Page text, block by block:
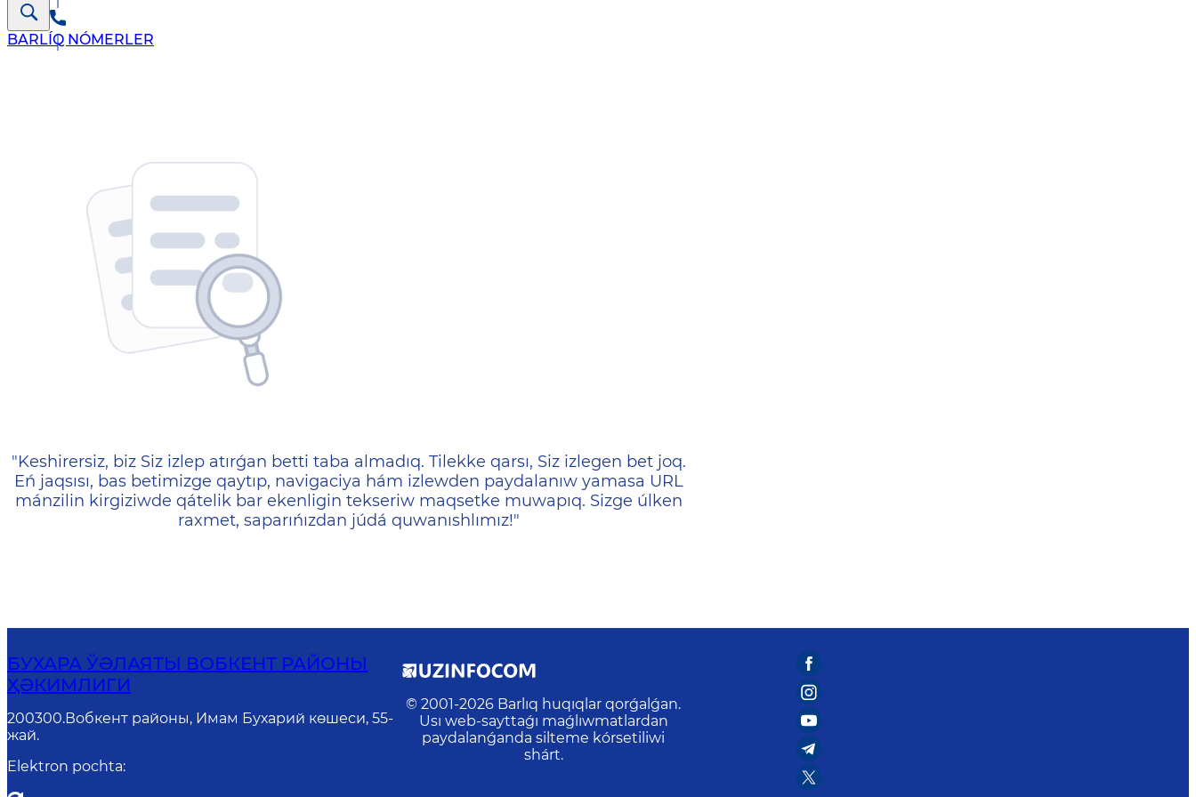
BARLÍQ NÓMERLER
404 — Страница не найдена
"Keshirersiz, biz Siz izlep atırǵan betti taba almadıq. Tilekke qarsı, Siz izlegen bet joq.
Eń jaqsısı, bas betimizge qaytıp, navigaciya hám izlewden paydalanıw yamasa URL
mánzilin kirgiziwde qátelik bar ekenligin tekseriw maqsetke muwapıq. Sizge úlken
raxmet, saparıńızdan júdá quwanıshlımız!"
БУХАРА ЎӘЛАЯТЫ ВОБКЕНТ РАЙОНЫ
ҲӘКИМЛИГИ
200300.Вобкент районы, Имам Бухарий көшеси, 55-
жай.
Elektron pochta:
© 2001-2026 Barlıq huqıqlar qorǵalǵan.
Usı web-sayttaǵı maǵlıwmatlardan
paydalanǵanda silteme kórsetiliwi
shárt.